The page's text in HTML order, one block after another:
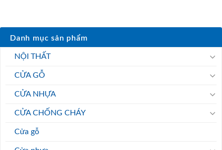
Danh mục sản phẩm
NỘI THẤT
CỬA GỖ
CỬA NHỰA
CỬA CHỐNG CHÁY
Cửa gỗ